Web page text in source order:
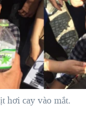
NGOẠI
CỬ 2024
TRANH TẠI DẢI GAZA
& CON ĐƯỜNG
GIỚI
hơi cay vào mắt.